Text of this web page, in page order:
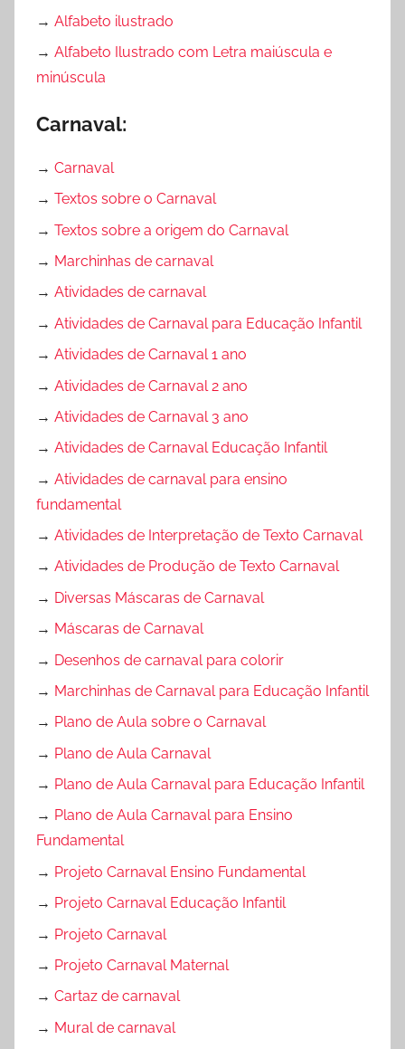
→ Alfabeto ilustrado
→ Alfabeto Ilustrado com Letra maiúscula e
minúscula
Carnaval:
→ Carnaval
→ Textos sobre o Carnaval
→ Textos sobre a origem do Carnaval
→ Marchinhas de carnaval
→ Atividades de carnaval
→ Atividades de Carnaval para Educação Infantil
→ Atividades de Carnaval 1 ano
→ Atividades de Carnaval 2 ano
→ Atividades de Carnaval 3 ano
→ Atividades de Carnaval Educação Infantil
→ Atividades de carnaval para ensino
fundamental
→ Atividades de Interpretação de Texto Carnaval
→ Atividades de Produção de Texto Carnaval
→ Diversas Máscaras de Carnaval
→ Máscaras de Carnaval
→ Desenhos de carnaval para colorir
→ Marchinhas de Carnaval para Educação Infantil
→ Plano de Aula sobre o Carnaval
→ Plano de Aula Carnaval
→ Plano de Aula Carnaval para Educação Infantil
→ Plano de Aula Carnaval para Ensino
Fundamental
→ Projeto Carnaval Ensino Fundamental
→ Projeto Carnaval Educação Infantil
→ Projeto Carnaval
→ Projeto Carnaval Maternal
→ Cartaz de carnaval
→ Mural de carnaval